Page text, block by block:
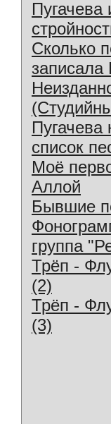
Пугачева
Сколько
записала
Пугачева
список
Моё
Аллой
Бывшие
группа
Трёп -
(2)
Трёп -
(3)